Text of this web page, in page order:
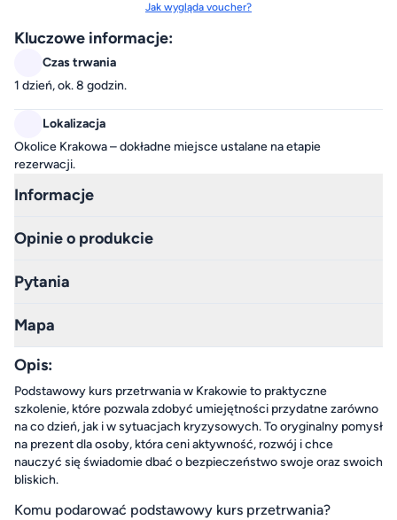
Jak wygląda voucher?
Kluczowe informacje:
Czas trwania
1 dzień, ok. 8 godzin.
Lokalizacja
Okolice Krakowa – dokładne miejsce ustalane na etapie
rezerwacji.
Informacje
Opinie o produkcie
Pytania
Mapa
Opis:
Podstawowy kurs przetrwania w Krakowie to praktyczne
szkolenie, które pozwala zdobyć umiejętności przydatne zarówno
na co dzień, jak i w sytuacjach kryzysowych. To oryginalny pomysł
na prezent dla osoby, która ceni aktywność, rozwój i chce
nauczyć się świadomie dbać o bezpieczeństwo swoje oraz swoich
bliskich.
Komu podarować podstawowy kurs przetrwania?
Piotrków Trybunalski
Piotrków Trybunalski
Rzeszów
Szczecin
Trójmiasto
2 lokalizacje lokalizacji do wyboru
Trójmiasto
Warszawa
Wrocław
wiele lokalizacji